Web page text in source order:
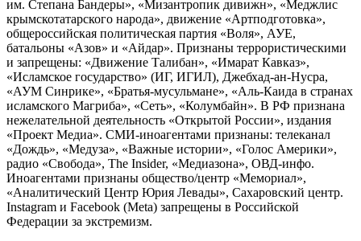
им. Степана Бандеры», «Мизантропик дивижн», «Меджлис
крымскотатарского народа», движение «Артподготовка»,
общероссийская политическая партия «Воля», АУЕ,
батальоны «Азов» и «Айдар». Признаны террористическими
и запрещены: «Движение Талибан», «Имарат Кавказ»,
«Исламское государство» (ИГ, ИГИЛ), Джебхад-ан-Нусра,
«АУМ Синрике», «Братья-мусульмане», «Аль-Каида в странах
исламского Магриба», «Сеть», «Колумбайн». В РФ признана
нежелательной деятельность «Открытой России», издания
«Проект Медиа». СМИ-иноагентами признаны: телеканал
«Дождь», «Медуза», «Важные истории», «Голос Америки»,
радио «Свобода», The Insider, «Медиазона», ОВД-инфо.
Иноагентами признаны общество/центр «Мемориал»,
«Аналитический Центр Юрия Левады», Сахаровский центр.
Instagram и Facebook (Metа) запрещены в Российской
Федерации за экстремизм.